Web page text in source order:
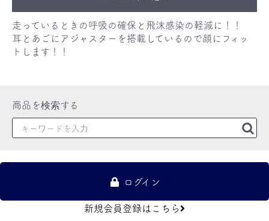
ログイン
新規会員登録はこちら
走っているときの呼吸の確保と飛沫感染の軽減に！！
耳とあごにアジャスターを搭載しているので顔にフィッ
トします！！